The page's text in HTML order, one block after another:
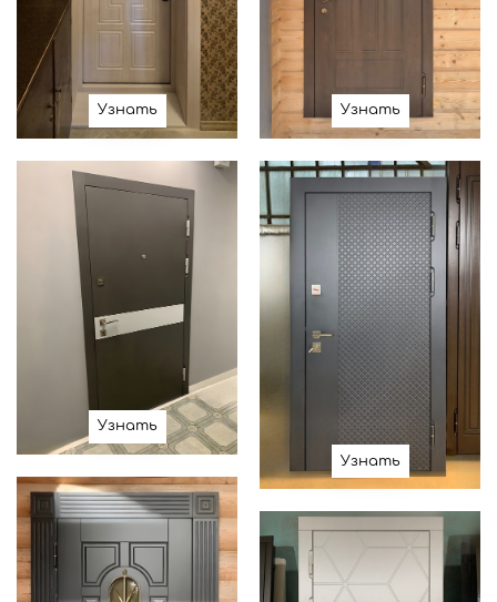
Узнать
Узнать
Узнать
Узнать